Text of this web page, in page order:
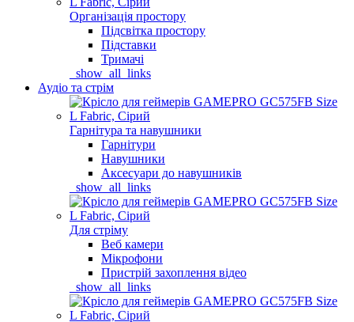
Організація простору
Підсвітка простору
Підставки
Тримачі
_show_all_links
Аудіо та стрім
Гарнітура та навушники
Гарнітури
Навушники
Аксесуари до навушників
_show_all_links
Для стріму
Веб камери
Мікрофони
Пристрій захоплення відео
_show_all_links